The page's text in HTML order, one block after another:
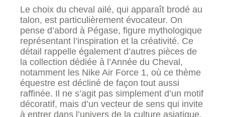
Le choix du cheval ailé, qui apparaît brodé au
talon, est particulièrement évocateur. On
pense d’abord à Pégase, figure mythologique
représentant l’inspiration et la créativité. Ce
détail rappelle également d’autres pièces de
la collection dédiée à l’Année du Cheval,
notamment les Nike Air Force 1, où ce thème
équestre est décliné de façon tout aussi
raffinée. Il ne s’agit pas simplement d’un motif
décoratif, mais d’un vecteur de sens qui invite
à entrer dans l’univers de la culture asiatique,